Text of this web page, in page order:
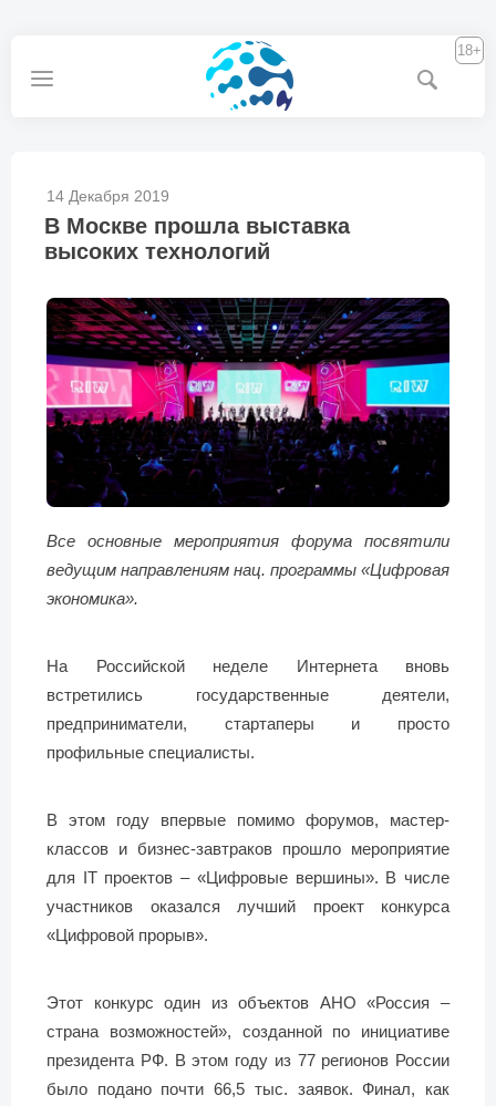
18+
14 Декабря 2019
В Москве прошла выставка
высоких технологий
Все основные мероприятия форума посвятили
ведущим направлениям нац. программы «Цифровая
экономика».
На Российской неделе Интернета вновь
встретились государственные деятели,
предприниматели, стартаперы и просто
профильные специалисты.
В этом году впервые помимо форумов, мастер-
классов и бизнес-завтраков прошло мероприятие
для IT проектов – «Цифровые вершины». В числе
участников оказался лучший проект конкурса
«Цифровой прорыв».
Этот конкурс один из объектов АНО «Россия –
страна возможностей», созданной по инициативе
президента РФ. В этом году из 77 регионов России
было подано почти 66,5 тыс. заявок. Финал, как